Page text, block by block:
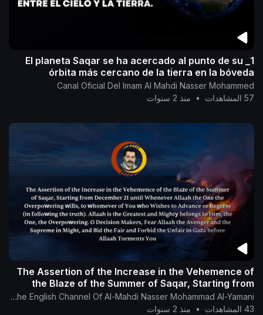
1_ El planeta Saqar se ha acercado al punto de su
órbita más cercano de la tierra en la bóveda
celestial entre el cielo y la tierra.
Canal Oficial Del Imam Al Mahdi Nasser Mohammed
57 المشاهدات
• منذ 2 سنوات
The Assertion of the Increase in the Vehemence of
the Blaze of the Summer of Saqar, Starting from
December 21
The English Channel Of Al-Mahdi Nasser Mohammad Al-Yamani
43 المشاهدات
• منذ 2 سنوات